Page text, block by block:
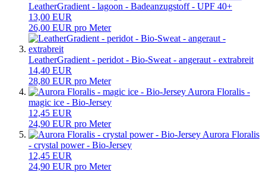
LeatherGradient - lagoon - Badeanzugstoff - UPF 40+
13,00 EUR
26,00 EUR pro Meter
LeatherGradient - peridot - Bio-Sweat - angeraut - extrabreit
14,40 EUR
28,80 EUR pro Meter
Aurora Floralis -
magic ice - Bio-Jersey
12,45 EUR
24,90 EUR pro Meter
Aurora Floralis
- crystal power - Bio-Jersey
12,45 EUR
24,90 EUR pro Meter